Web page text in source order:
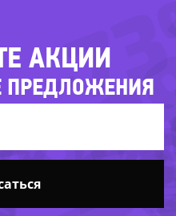
АКЦИИ
ПРЕДЛОЖЕНИЯ
-
-
- -
-
-